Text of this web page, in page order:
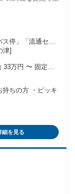
や先輩
プしていけます
停」「流通セン
か線「柚須」駅
津]
〜 固定残
れるその他手当
時間を超えた勤
ちの方 ・ピッキ
細を見る